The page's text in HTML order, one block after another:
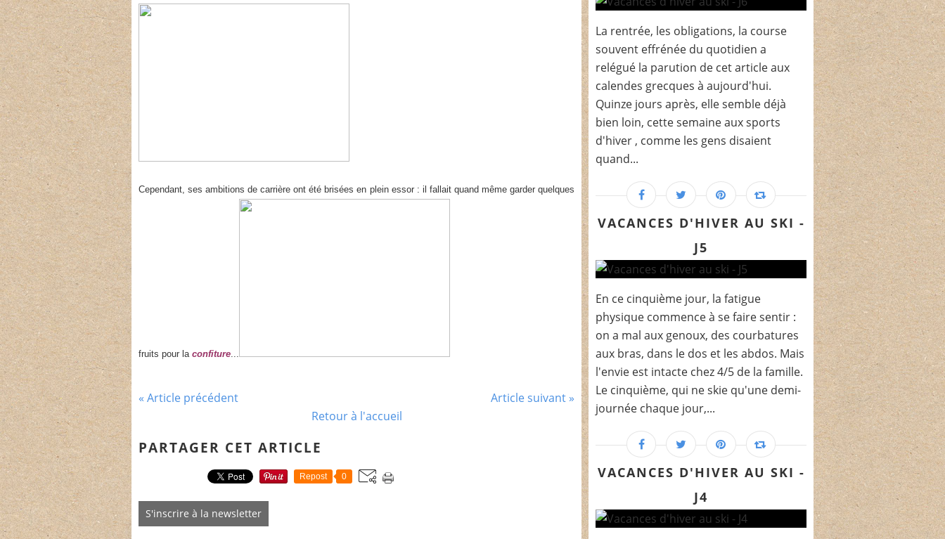
Cependant, ses ambitions de carrière ont été brisées en plein essor : il fallait quand même garder quelques
fruits pour la confiture...
« Article précédent
Article suivant »
Retour à l'accueil
PARTAGER CET ARTICLE
Repost 0
S'inscrire à la newsletter
La rentrée, les obligations, la course
souvent effrénée du quotidien a
relégué la parution de cet article aux
calendes grecques à aujourd'hui.
Quinze jours après, elle semble déjà
bien loin, cette semaine aux sports
d'hiver , comme les gens disaient
quand...
VACANCES D'HIVER AU SKI -
J5
En ce cinquième jour, la fatigue
physique commence à se faire sentir :
on a mal aux genoux, des courbatures
aux bras, dans le dos et les abdos. Mais
l'envie est intacte chez 4/5 de la famille.
Le cinquième, qui ne skie qu'une demi-
journée chaque jour,...
VACANCES D'HIVER AU SKI -
J4